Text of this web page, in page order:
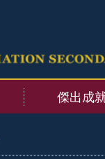
傑出成